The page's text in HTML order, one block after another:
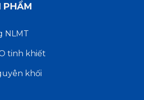
PHẨM
NLMT
tinh khiết
khối